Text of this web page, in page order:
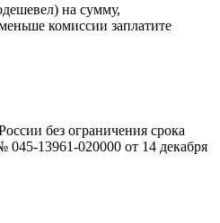
на сумму,
комиссии заплатите
без ограничения срока
13961-020000 от 14 декабря